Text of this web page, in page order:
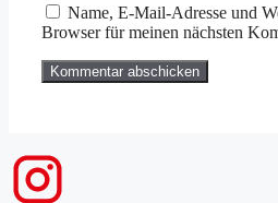
Name, E-Mail-Adresse und
Browser für meinen nächsten